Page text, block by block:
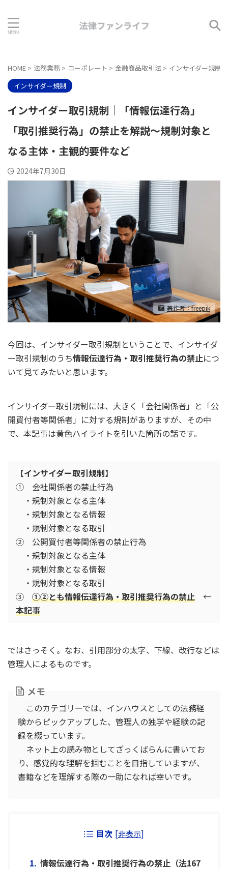
HOME > 法務業務 > コーポレート > 金融商品取引法 > インサイダー規制
インサイダー規制
インサイダー取引規制｜「情報伝達行為」
「取引推奨行為」の禁止を解説～規制対象と
なる主体・主観的要件など
2024年7月30日
著作者：freepik
今回は、インサイダー取引規制ということで、インサイダ
ー取引規制のうち情報伝達行為・取引推奨行為の禁止につ
いて見てみたいと思います。
インサイダー取引規制には、大きく「会社関係者」と「公
開買付者等関係者」に対する規制がありますが、その中
で、本記事は黄色ハイライトを引いた箇所の話です。
【インサイダー取引規制】
① 会社関係者の禁止行為
・規制対象となる主体
・規制対象となる情報
・規制対象となる取引
② 公開買付者等関係者の禁止行為
・規制対象となる主体
・規制対象となる情報
・規制対象となる取引
③ ①②とも情報伝達行為・取引推奨行為の禁止 ←
本記事
ではさっそく。なお、引用部分の太字、下線、改行などは
管理人によるものです。
メモ
このカテゴリーでは、インハウスとしての法務経
験からピックアップした、管理人の独学や経験の記
録を綴っています。
ネット上の読み物としてざっくばらんに書いてお
り、感覚的な理解を掴むことを目指していますが、
書籍などを理解する際の一助になれば幸いです。
目次 [非表示]
情報伝達行為・取引推奨行為の禁止（法167